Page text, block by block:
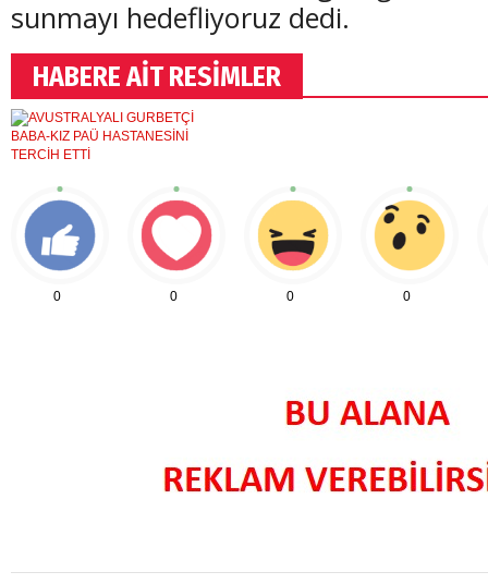
sunmayı hedefliyoruz dedi.
HABERE AİT RESİMLER
0 0 0 0